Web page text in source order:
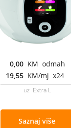
0,00 KM odmah
19,55 KM/mj x24
uz Extra L
Saznaj više